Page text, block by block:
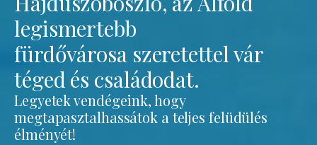
legismertebb
fürdővárosa szeretettel vár
téged és családodat.
Legyetek vendégeink, hogy
megtapasztalhassátok a teljes felüdülés
élményét!